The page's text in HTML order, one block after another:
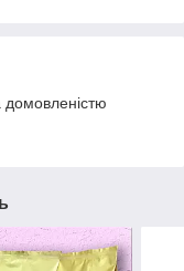
домовленістю